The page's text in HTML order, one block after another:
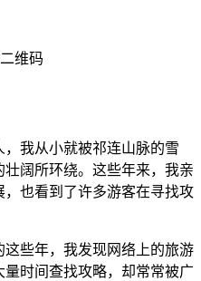
维码
我从小就被祁连山脉的雪
阔所环绕。这些年来，我亲
也看到了许多游客在寻找攻
些年，我发现网络上的旅游
时间查找攻略，却常常被广